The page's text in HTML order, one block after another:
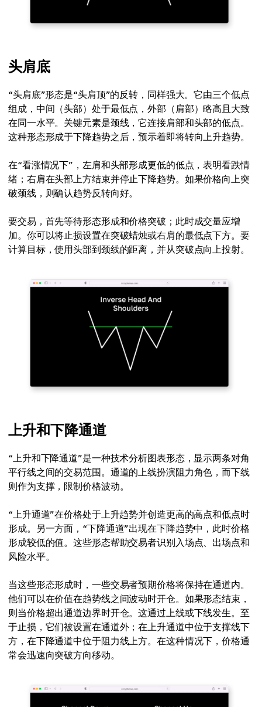
头肩底
“头肩底”形态是“头肩顶”的反转，同样强大。它由三个低点
组成，中间（头部）处于最低点，外部（肩部）略高且大致
在同一水平。关键元素是颈线，它连接肩部和头部的低点。
这种形态形成于下降趋势之后，预示着即将转向上升趋势。
在“看涨情况下”，左肩和头部形成更低的低点，表明看跌情
绪；右肩在头部上方结束并停止下降趋势。如果价格向上突
破颈线，则确认趋势反转向好。
要交易，首先等待形态形成和价格突破；此时成交量应增
加。你可以将止损设置在突破蜡烛或右肩的最低点下方。要
计算目标，使用头部到颈线的距离，并从突破点向上投射。
上升和下降通道
“上升和下降通道”是一种技术分析图表形态，显示两条对角
平行线之间的交易范围。通道的上线扮演阻力角色，而下线
则作为支撑，限制价格波动。
“上升通道”在价格处于上升趋势并创造更高的高点和低点时
形成。另一方面，“下降通道”出现在下降趋势中，此时价格
形成较低的值。这些形态帮助交易者识别入场点、出场点和
风险水平。
当这些形态形成时，一些交易者预期价格将保持在通道内。
他们可以在价值在趋势线之间波动时开仓。如果形态结束，
则当价格超出通道边界时开仓。这通过上线或下线发生。至
于止损，它们被设置在通道外；在上升通道中位于支撑线下
方，在下降通道中位于阻力线上方。在这种情况下，价格通
常会迅速向突破方向移动。